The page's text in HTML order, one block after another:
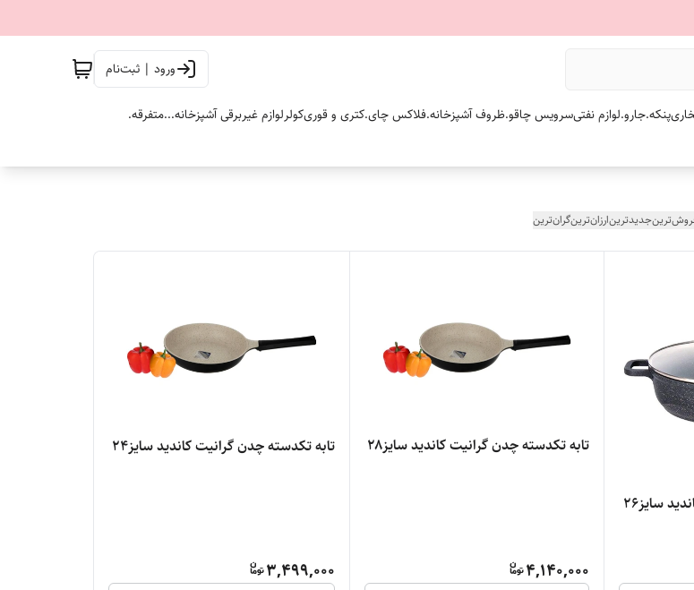
ورود | ثبت‌نام
پنکه.جارو.لوازم نفتیسرویس چاقو.ظروف آشپزخانه.فلاکس چای.کتری و قوریکولرلوازم غیربرقی آشپزخانه...متفرقه.
جدیدترینارزان‌ترینگران‌ترین
سایز۲۶
تابه تکدسته چدن گرانیت کاندید سایز۲۸
4,140,000
تابه تکدسته چدن گرانیت کاندید سایز۲۴
3,499,000